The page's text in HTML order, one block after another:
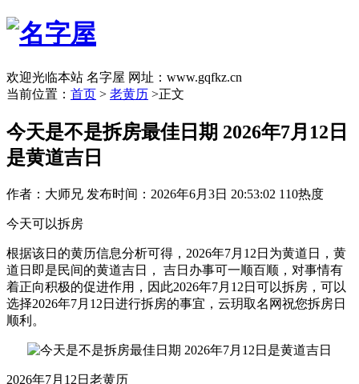
欢迎光临本站 名字屋 网址：www.gqfkz.cn
当前位置： 首页 > 老黄历 >正文
今天是不是拆房最佳日期 2026年7月12日
是黄道吉日
作者：大师兄 发布时间：2026年6月3日 20:53:02 110热度
今天可以拆房
根据该日的黄历信息分析可得，2026年7月12日为黄道日，黄
道日即是民间的黄道吉日， 吉日办事可一顺百顺，对事情有
着正向积极的促进作用，因此2026年7月12日可以拆房，可以
选择2026年7月12日进行拆房的事宜，云玥取名网祝您拆房日
顺利。
2026年7月12日老黄历